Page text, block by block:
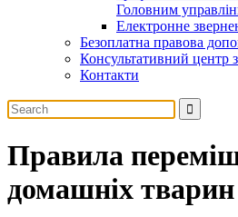
Головним
Електронне
Безоплатна правова
Консультативний центр
Контакти
Правила
домашніх